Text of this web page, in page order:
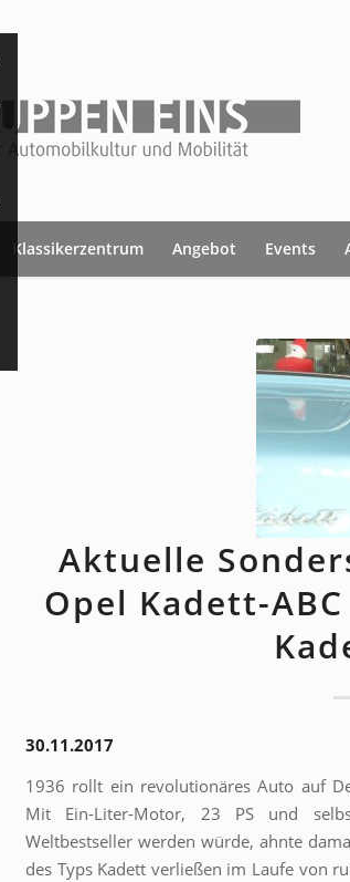
Klassikerzentrum Angebot Events
Aktuelle
Opel Kadett-
30.11.2017
1936 rollt ein revolutionäres Auto auf
Mit Ein-Liter-Motor, 23 PS und
Weltbestseller werden würde, ahnte
des Typs Kadett verließen im Laufe von